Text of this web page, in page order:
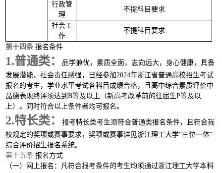
行政管
理
不提科目要求
社会工
作
不提科目要求
第十四条 报名条件
1.普通类：
品学兼优，素质全面，志向远大，身心健康，具备
发展潜能、社会责任感强，已经参加2024年浙江省普通高校招生考试
报名的考生，学业水平考试各科目成绩合格，且高中综合素质评价中
品德表现终评须达到B等及以上（新高考改革前的往届生P等及以
上）。同时符合以上条件者均可报名。
2.特长类：报考特长类考生须符合普通类报名条件，且符合我
校规定的奖项或赛事要求，奖项或赛事详见浙江理工大学“三位一体”
综合评价招生报名系统。
第十五条 报名方式
（一）网上报名： 凡符合报考条件的考生均须通过浙江理工大学本科